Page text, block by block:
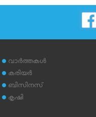
വാര്‍ത്തകള്‍
കരിയര്‍
ബിസിനസ്
കൃഷി